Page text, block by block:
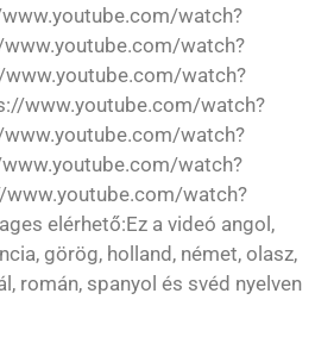
watch?
watch?
watch?
www.youtube.com/watch?
watch?
watch?
watch?
elérhető:Ez a videó angol,
görög, holland, német, olasz,
román, spanyol és svéd nyelven